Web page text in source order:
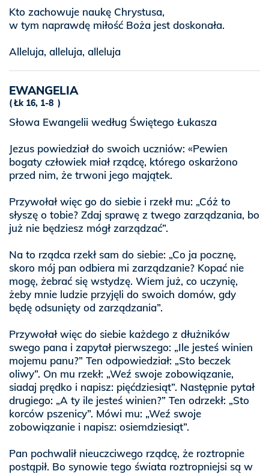
Kto zachowuje naukę Chrystusa,
w tym naprawdę miłość Boża jest doskonała.
Alleluja, alleluja, alleluja
EWANGELIA
Łk 16, 1-8
Słowa Ewangelii według Świętego Łukasza
Jezus powiedział do swoich uczniów: «Pewien
bogaty człowiek miał rządcę, którego oskarżono
przed nim, że trwoni jego majątek.
Przywołał więc go do siebie i rzekł mu: „Cóż to
słyszę o tobie? Zdaj sprawę z twego zarządzania, bo
już nie będziesz mógł zarządzać”.
Na to rządca rzekł sam do siebie: „Co ja pocznę,
skoro mój pan odbiera mi zarządzanie? Kopać nie
mogę, żebrać się wstydzę. Wiem już, co uczynię,
żeby mnie ludzie przyjęli do swoich domów, gdy
będę odsunięty od zarządzania”.
Przywołał więc do siebie każdego z dłużników
swego pana i zapytał pierwszego: „Ile jesteś winien
mojemu panu?” Ten odpowiedział: „Sto beczek
oliwy”. On mu rzekł: „Weź swoje zobowiązanie,
siadaj prędko i napisz: pięćdziesiąt”. Następnie pytał
drugiego: „A ty ile jesteś winien?” Ten odrzekł: „Sto
korców pszenicy”. Mówi mu: „Weź swoje
zobowiązanie i napisz: osiemdziesiąt”.
Pan pochwalił nieuczciwego rządcę, że roztropnie
postąpił. Bo synowie tego świata roztropniejsi są w